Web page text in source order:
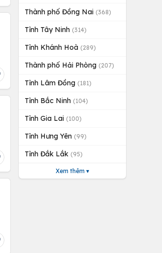
Thành phố Đồng Nai (368)
Tỉnh Tây Ninh (314)
Tỉnh Khánh Hoà (289)
Thành phố Hải Phòng (207)
Tỉnh Lâm Đồng (181)
Tỉnh Bắc Ninh (104)
Tỉnh Gia Lai (100)
Tỉnh Hưng Yên (99)
Tỉnh Đắk Lắk (95)
Xem thêm ▾